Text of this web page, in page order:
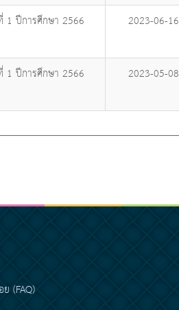
1 ปีการศึกษา 2566
2023-06-16
1 ปีการศึกษา 2566
2023-05-08
(FAQ)